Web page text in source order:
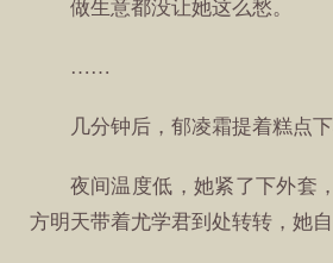
做生意都没让她这么愁。
……
几分钟后，郁凌霜提着糕点下
夜间温度低，她紧了下外套
方明天带着尤学君到处转转，她自